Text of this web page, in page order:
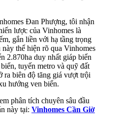
Đan Phượng, tôi nhận
lược của Vinhomes là
gắn liền với hạ tầng trọng
thể hiện rõ qua Vinhomes
2.870ha duy nhất giáp biển
tuyến metro và quỹ đất
ra biên độ tăng giá vượt trội
hướng ven biển.
phân tích chuyên sâu đầu
này tại: Vinhomes Cần Giờ